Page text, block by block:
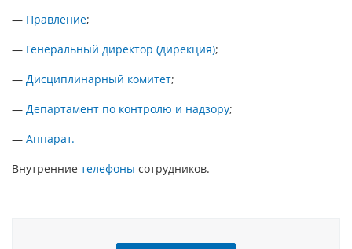
— Правление;
— Генеральный директор (дирекция);
— Дисциплинарный комитет;
— Департамент по контролю и надзору;
— Аппарат.
Внутренние телефоны сотрудников.